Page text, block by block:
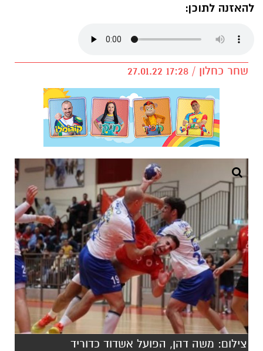
להאזנה לתוכן:
שחר כחלון / 17:28 27.01.22
צילום: משה דהן, הפועל אשדוד כדוריד